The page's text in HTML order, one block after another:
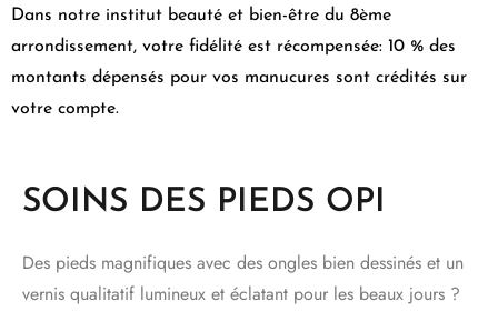
Dans notre institut beauté et bien-être du 8ème
arrondissement, votre fidélité est récompensée: 10 % des
montants dépensés pour vos manucures sont crédités sur
votre compte.
SOINS DES PIEDS OPI
Des pieds magnifiques avec des ongles bien dessinés et un
vernis qualitatif lumineux et éclatant pour les beaux jours ?